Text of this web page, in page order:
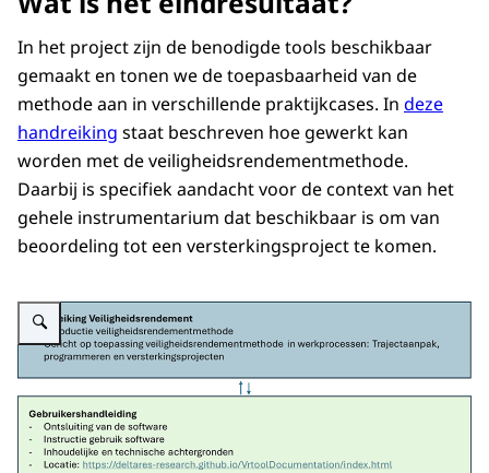
In het project zijn de benodigde tools beschikbaar
gemaakt en tonen we de toepasbaarheid van de
methode aan in verschillende praktijkcases. In deze
handreiking staat beschreven hoe gewerkt kan
worden met de veiligheidsrendementmethode.
Daarbij is specifiek aandacht voor de context van het
gehele instrumentarium dat beschikbaar is om van
beoordeling tot een versterkingsproject te komen.
Vergroot afbeelding Schermafbeelding van de handreiking